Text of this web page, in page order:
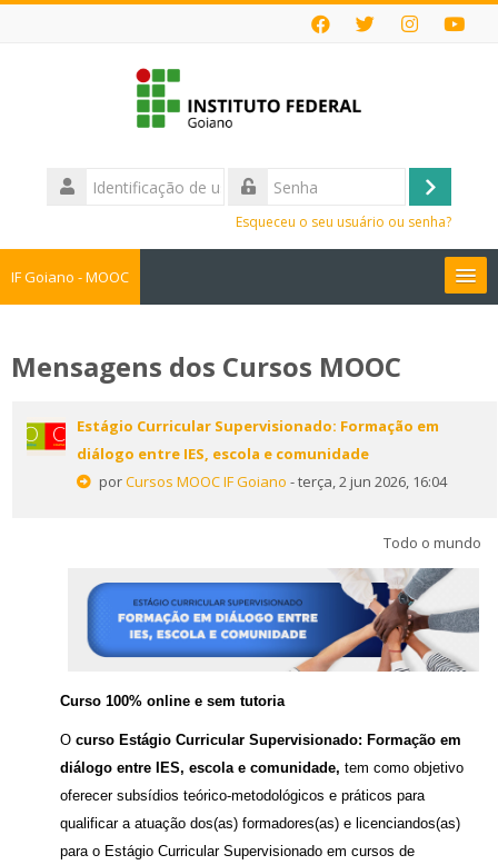
Identificação
de
Acessar
Esqueceu o seu usuário ou senha?
IF Goiano - MOOC
Faça sua Inscrição
Perguntas Frequentes
Mensagens dos Cursos MOOC
Estágio Curricular Supervisionado: Formação em
diálogo entre IES, escola e comunidade
porCursos MOOC IF Goiano - terça, 2 jun 2026, 16:04
Todo o mundo
Curso 100% online e sem tutoria
O curso Estágio Curricular Supervisionado: Formação em
diálogo entre IES, escola e comunidade, tem como objetivo
oferecer subsídios teórico-metodológicos e práticos para
qualificar a atuação dos(as) formadores(as) e licenciandos(as)
para o Estágio Curricular Supervisionado em cursos de